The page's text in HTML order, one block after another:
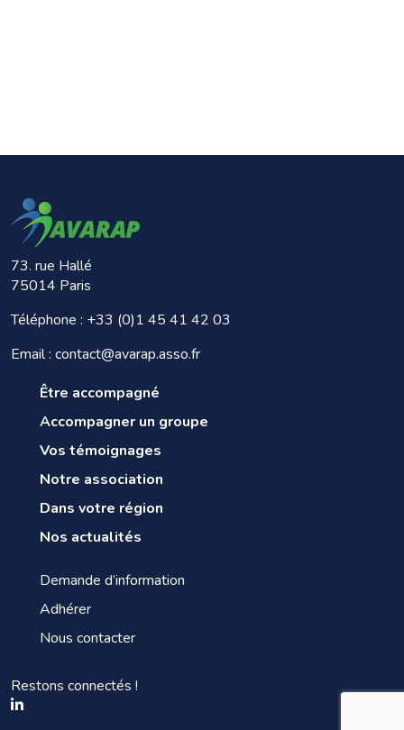
73. rue Hallé
75014 Paris
Téléphone : +33 (0)1 45 41 42 03
Email : contact@avarap.asso.fr
Être accompagné
Accompagner un groupe
Vos témoignages
Notre association
Dans votre région
Nos actualités
Demande d’information
Adhérer
Nous contacter
Restons connectés !